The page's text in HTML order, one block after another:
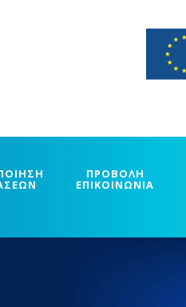
ΠΡΟΒΟΛΗ
ΕΠΙΚΟΙΝΩΝΙΑ